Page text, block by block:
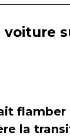
flamber
la